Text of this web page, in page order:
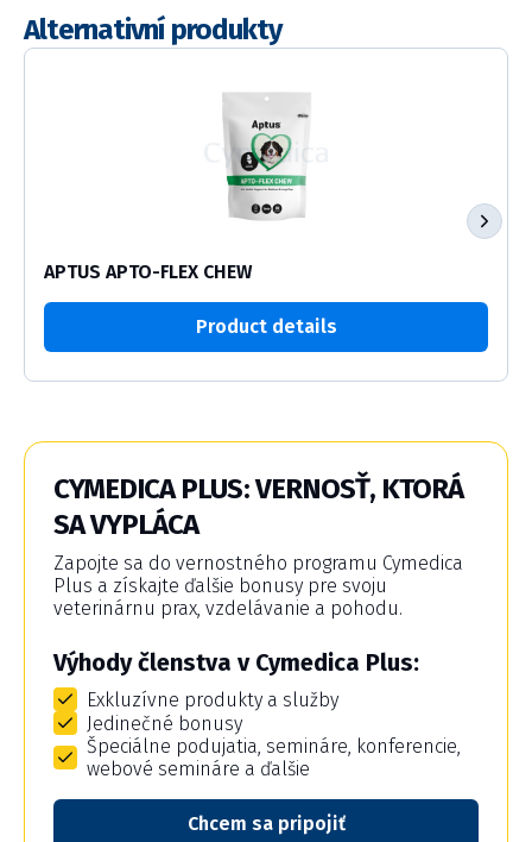
Alternativní produkty
APTUS APTO-FLEX CHEW
Product details
CYMEDICA PLUS: VERNOSŤ, KTORÁ
SA VYPLÁCA
Zapojte sa do vernostného programu Cymedica
Plus a získajte ďalšie bonusy pre svoju
veterinárnu prax, vzdelávanie a pohodu.
Výhody členstva v Cymedica Plus:
Exkluzívne produkty a služby
Jedinečné bonusy
Špeciálne podujatia, semináre, konferencie,
webové semináre a ďalšie
Chcem sa pripojiť